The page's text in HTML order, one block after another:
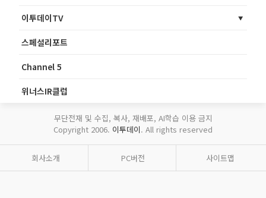
이투데이TV
스페셜리포트
Channel 5
위너스IR클럽
무단전재 및 수집, 복사, 재배포, AI학습 이용 금지
Copyright 2006. 이투데이. All rights reserved
회사소개 PC버전 사이트맵